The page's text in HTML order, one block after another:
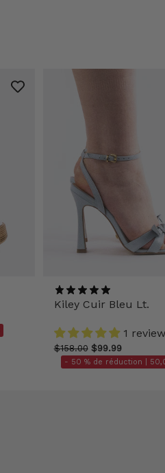
Kiley Cuir Bleu Lt.
1 review
$158.00 $99.99
- 50 % de réduction |